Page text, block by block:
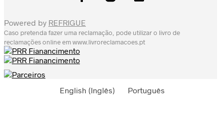
Powered by REFRIGUE
Caso pretenda fazer uma reclamação, pode utilizar o livro de
reclamações online emwww.livroreclamacoes.pt
English (Inglês) Português